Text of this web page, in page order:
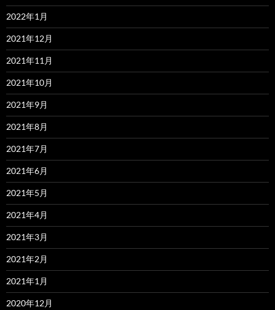
2022年1月
2021年12月
2021年11月
2021年10月
2021年9月
2021年8月
2021年7月
2021年6月
2021年5月
2021年4月
2021年3月
2021年2月
2021年1月
2020年12月